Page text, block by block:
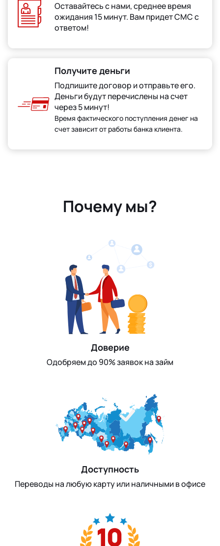
Оставайтесь с нами, среднее время
ожидания 15 минут. Вам придет СМС с
ответом!
Получите деньги
Подпишите договор и отправьте его.
Деньги будут перечислены на счет
через 5 минут!
Время фактического поступления денег на
счет зависит от работы банка клиента.
Почему мы?
Доверие
Одобряем до 90% заявок на займ
Доступность
Переводы на любую карту или наличными в офисе